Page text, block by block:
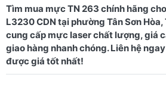
Tìm mua mực TN 263 chính hãng
L3230 CDN tại phường Tân Sơn Hòa,
cung cấp mực laser chất lượng, giá
giao hàng nhanh chóng. Liên hệ